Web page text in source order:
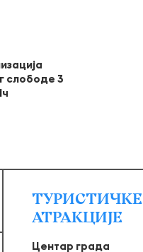
слободе 3
ТУРИСТИЧКЕ
АТРАКЦИЈЕ
Центар града